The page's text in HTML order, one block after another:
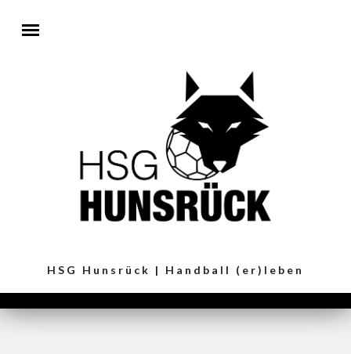
HSG Hunsrück | Handball (er)leben